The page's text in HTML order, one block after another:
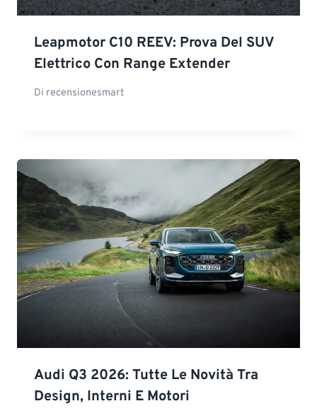
Leapmotor C10 REEV: Prova Del SUV
Elettrico Con Range Extender
Di recensionesmart
Audi Q3 2026: Tutte Le Novità Tra
Design, Interni E Motori